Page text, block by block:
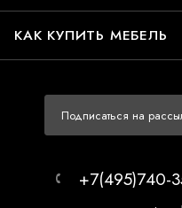
КАК КУПИТЬ МЕБЕЛЬ
Подписаться на
+7(495)740-